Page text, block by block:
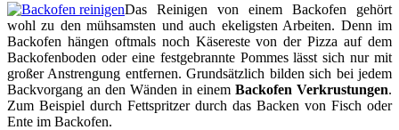
Das Reinigen von einem Backofen gehört
wohl zu den mühsamsten und auch ekeligsten Arbeiten. Denn im
Backofen hängen oftmals noch Käsereste von der Pizza auf dem
Backofenboden oder eine festgebrannte Pommes lässt sich nur mit
großer Anstrengung entfernen. Grundsätzlich bilden sich bei jedem
Backvorgang an den Wänden in einem Backofen Verkrustungen.
Zum Beispiel durch Fettspritzer durch das Backen von Fisch oder
Ente im Backofen.